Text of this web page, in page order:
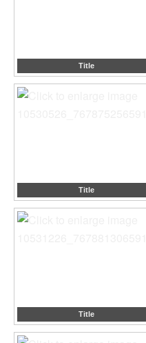
Title
Title
Title